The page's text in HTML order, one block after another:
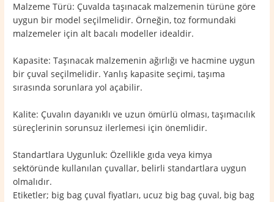
Malzeme Türü: Çuvalda taşınacak malzemenin türüne göre
uygun bir model seçilmelidir. Örneğin, toz formundaki
malzemeler için alt bacalı modeller idealdir.
Kapasite: Taşınacak malzemenin ağırlığı ve hacmine uygun
bir çuval seçilmelidir. Yanlış kapasite seçimi, taşıma
sırasında sorunlara yol açabilir.
Kalite: Çuvalın dayanıklı ve uzun ömürlü olması, taşımacılık
süreçlerinin sorunsuz ilerlemesi için önemlidir.
Standartlara Uygunluk: Özellikle gıda veya kimya
sektöründe kullanılan çuvallar, belirli standartlara uygun
olmalıdır.
Etiketler; big bag çuval fiyatları, ucuz big bag çuval, big bag